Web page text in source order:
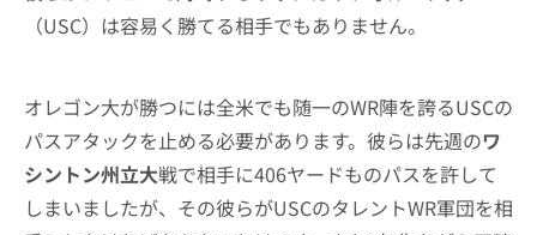
（USC）は容易く勝てる相手でもありません。
オレゴン大が勝つには全米でも随一のWR陣を誇るUSCの
パスアタックを止める必要があります。彼らは先週のワ
シントン州立大戦で相手に406ヤードものパスを許して
しまいましたが、その彼らがUSCのタレントWR軍団を相